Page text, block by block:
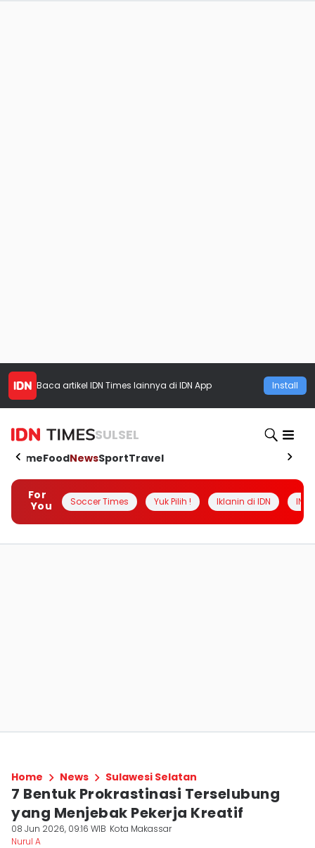
Baca artikel IDN Times lainnya di IDN App Install
SULSEL
HomeFoodNewsSportTravel
For
You
Soccer Times Yuk Pilih ! Iklanin di IDN
Home News Sulawesi Selatan
7 Bentuk Prokrastinasi Terselubung
yang Menjebak Pekerja Kreatif
08 Jun 2026, 09:16 WIB Kota Makassar
Nurul A